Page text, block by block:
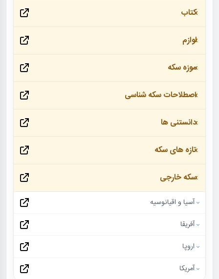
کتاب
لوازم
موزه سکه
اصطلاحات سکه شناسی
دانستنی ها
تازه های سکه
سکه خارجی
آسیا و اقیانوسیه
آفریقا
اروپا
آمریکا